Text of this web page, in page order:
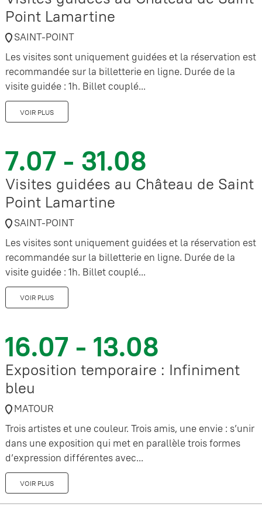
Point Lamartine
SAINT-POINT
Les visites sont uniquement guidées et la réservation est
recommandée sur la billetterie en ligne. Durée de la
visite guidée : 1h. Billet couplé...
VOIR PLUS
7.07 - 31.08
Visites guidées au Château de Saint
Point Lamartine
SAINT-POINT
Les visites sont uniquement guidées et la réservation est
recommandée sur la billetterie en ligne. Durée de la
visite guidée : 1h. Billet couplé...
VOIR PLUS
16.07 - 13.08
Exposition temporaire : Infiniment
bleu
MATOUR
Trois artistes et une couleur. Trois amis, une envie : s’unir
dans une exposition qui met en parallèle trois formes
d’expression différentes avec...
VOIR PLUS